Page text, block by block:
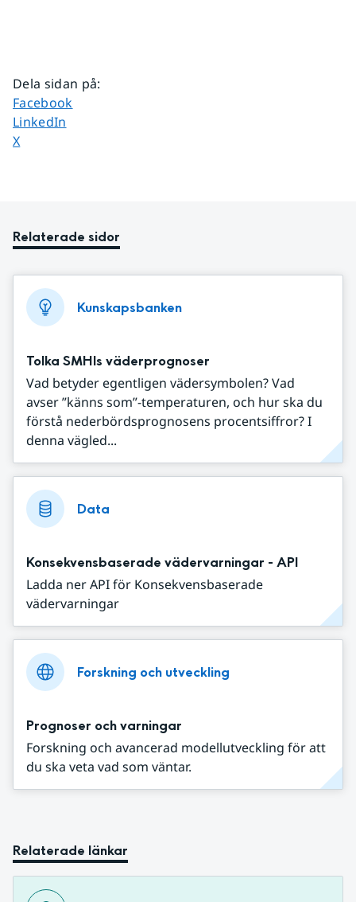
Dela sidan på:
Dela sidan på
Facebook
Dela sidan på
LinkedIn
Dela sidan på
X
Relaterade sidor
Kunskapsbanken
Tolka SMHIs väderprognoser
Vad betyder egentligen vädersymbolen? Vad
avser ”känns som”-temperaturen, och hur ska du
förstå nederbördsprognosens procentsiffror? I
denna vägled...
Data
Konsekvensbaserade vädervarningar - API
Ladda ner API för Konsekvensbaserade
vädervarningar
Forskning och utveckling
Prognoser och varningar
Forskning och avancerad modellutveckling för att
du ska veta vad som väntar.
Relaterade länkar